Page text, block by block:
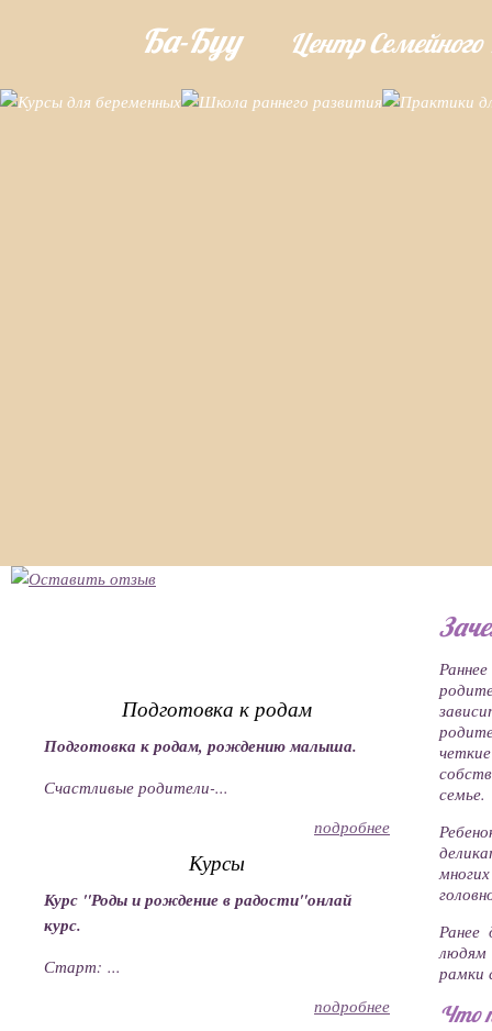
Ба-Буу Центр
Подготовка к родам
Подготовка к родам, рождению малыша.
Счастливые родители-...
подробнее
Курсы
Курс "Роды и рождение в радости"онлай
курс.
Старт: ...
подробнее
семье.
Ранее
людям
рамки
Что